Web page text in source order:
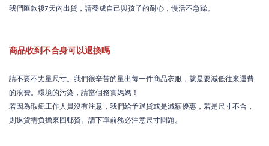
我們匯款後7天內出貨，請養成自己與孩子的耐心，慢活不急躁。
商品收到不合身可以退換嗎
請不要不丈量尺寸。我們很辛苦的量出每一件商品衣服，就是要減低往來運費
的浪費。環境的污染，請當個務實媽媽！
若因為瑕疵工作人員沒有注意，我們給予退貨或是減額優惠，若是尺寸不合，
則退貨需負擔來回郵資。請下單前務必注意尺寸問題。